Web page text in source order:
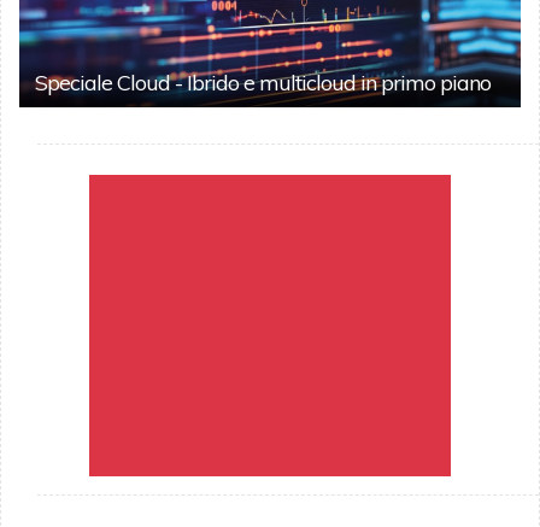
Speciale Cloud - Ibrido e multicloud in primo piano